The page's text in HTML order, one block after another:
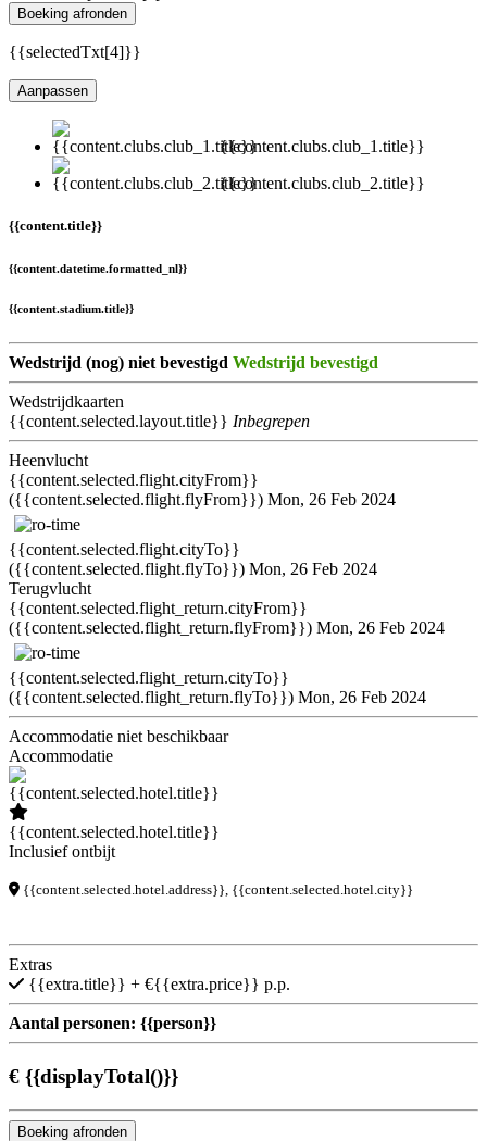
Boeking afronden
{{selectedTxt[4]}}
Aanpassen
{{content.clubs.club_1.title}}
{{content.clubs.club_2.title}}
{{content.title}}
{{content.datetime.formatted_nl}}
{{content.stadium.title}}
Wedstrijd (nog) niet bevestigd Wedstrijd bevestigd
Wedstrijdkaarten
{{content.selected.layout.title}} Inbegrepen
Heenvlucht
{{content.selected.flight.cityFrom}}
({{content.selected.flight.flyFrom}}) Mon, 26 Feb 2024
{{content.selected.flight.cityTo}}
({{content.selected.flight.flyTo}}) Mon, 26 Feb 2024
Terugvlucht
{{content.selected.flight_return.cityFrom}}
({{content.selected.flight_return.flyFrom}}) Mon, 26 Feb 2024
{{content.selected.flight_return.cityTo}}
({{content.selected.flight_return.flyTo}}) Mon, 26 Feb 2024
Accommodatie niet beschikbaar
Accommodatie
{{content.selected.hotel.title}}
Inclusief ontbijt
{{content.selected.hotel.address}}, {{content.selected.hotel.city}}
Extras
{{extra.title}} + €{{extra.price}} p.p.
Aantal personen: {{person}}
€ {{displayTotal()}}
Boeking afronden